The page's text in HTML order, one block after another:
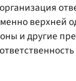
верхней
и другие